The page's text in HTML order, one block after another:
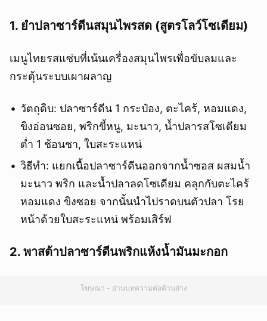
1. ยำปลาซาร์ดีนสมุนไพรสด (สูตรโลว์โซเดียม)
เมนูไทยรสแซ่บที่เน้นเครื่องสมุนไพรเพื่อขับลมและ
กระตุ้นระบบเผาผลาญ
วัตถุดิบ: ปลาซาร์ดีน 1 กระป๋อง, ตะไคร้, หอมแดง,
ขิงอ่อนซอย, พริกขี้หนู, มะนาว, น้ำปลารสโซเดียม
ต่ำ 1 ช้อนชา, ใบสะระแหน่
วิธีทำ: แยกเนื้อปลาซาร์ดีนออกจากน้ำซอส ผสมน้ำ
มะนาว พริก และน้ำปลาลดโซเดียม คลุกกับตะไคร้
หอมแดง ขิงซอย จากนั้นนำไปราดบนตัวปลา โรย
หน้าด้วยใบสะระแหน่ พร้อมเสิร์ฟ
2. พาสต้าปลาซาร์ดีนพริกแห้งน้ำมันมะกอก
โฆษณา - อ่านบทความต่อด้านล่าง